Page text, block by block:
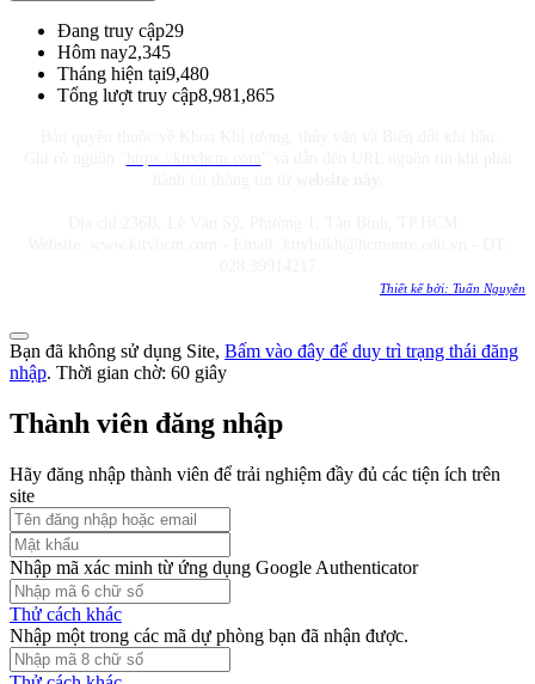
Đang truy cập29
Hôm nay2,345
Tháng hiện tại9,480
Tổng lượt truy cập8,981,865
Thiết kế bởi: Tuấn Nguyễn
Bạn đã không sử dụng Site, Bấm vào đây để duy trì trạng thái đăng
nhập. Thời gian chờ: 60 giây
Thành viên đăng nhập
Hãy đăng nhập thành viên để trải nghiệm đầy đủ các tiện ích trên
site
Nhập mã xác minh từ ứng dụng Google Authenticator
Thử cách khác
Nhập một trong các mã dự phòng bạn đã nhận được.